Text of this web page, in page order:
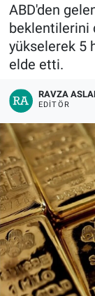
ABD'den
beklentilerini
yükselerek 5
elde etti.
RAVZA
EDITÖR
KÜLTÜR-
Yerel
Gündem
Sağlık
Eğitim
Ekonomi
Dünya
Süper Lig
Tüm
Son
Haber